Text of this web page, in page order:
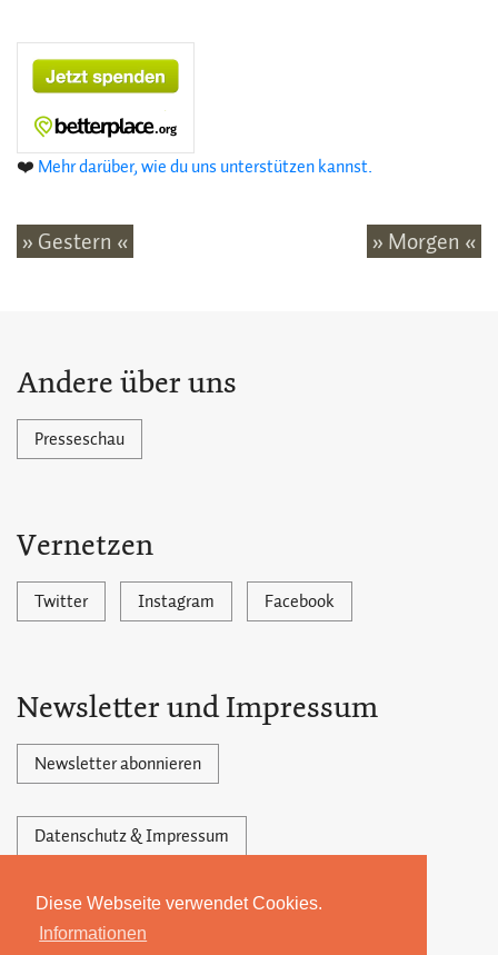
Diese Webseite verwendet Cookies.
Informationen
❤️ Mehr darüber, wie du uns unterstützen kannst.
» Gestern « » Morgen «
Andere über uns
Presseschau
Vernetzen
Twitter Instagram Facebook
Newsletter und Impressum
Newsletter abonnieren
Datenschutz & Impressum
Powered by Ghost,